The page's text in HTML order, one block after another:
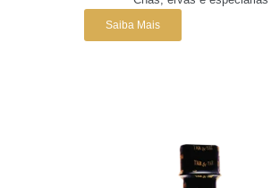
Saiba Mais